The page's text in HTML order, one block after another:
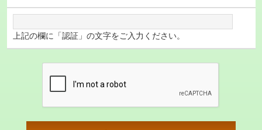
上記の欄に「認証」の文字をご入力ください。